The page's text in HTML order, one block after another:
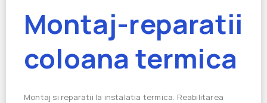
Montaj-reparatii
coloana termica
Montaj si reparatii la instalatia termica. Reabilitarea